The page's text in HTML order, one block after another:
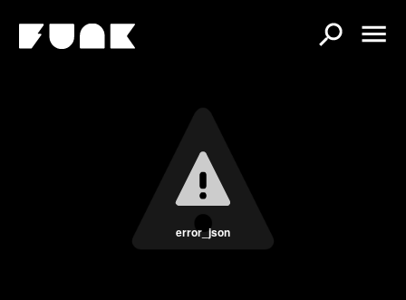
error_json